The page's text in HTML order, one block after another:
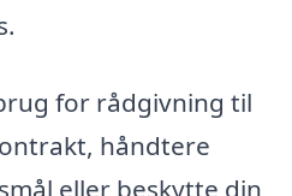
for rådgivning til
håndtere
eller beskytte din